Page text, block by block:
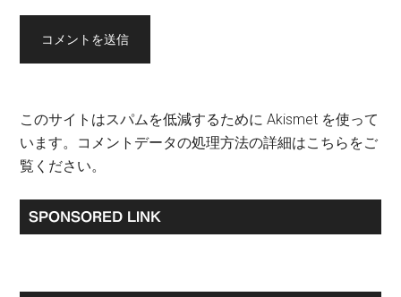
このサイトはスパムを低減するために Akismet を使って
います。 コメントデータの処理方法の詳細はこちらをご
覧ください。
最
SPONSORED LINK